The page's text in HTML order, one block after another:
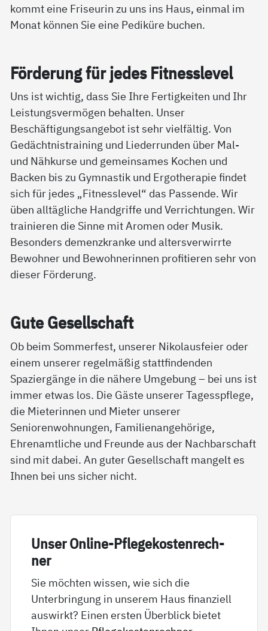
kommt eine Friseurin zu uns ins Haus, einmal im
Monat können Sie eine Pediküre buchen.
För­de­rung für je­des Fit­ness­le­vel
Uns ist wichtig, dass Sie Ihre Fertigkeiten und Ihr
Leistungsvermögen behalten. Unser
Beschäftigungsangebot ist sehr vielfältig. Von
Gedächtnistraining und Liederrunden über Mal-
und Nähkurse und gemeinsames Kochen und
Backen bis zu Gymnastik und Ergotherapie findet
sich für jedes „Fitnesslevel“ das Passende. Wir
üben alltägliche Handgriffe und Verrichtungen. Wir
trainieren die Sinne mit Aromen oder Musik.
Besonders demenzkranke und altersverwirrte
Bewohner und Bewohnerinnen profitieren sehr von
dieser Förderung.
Gu­te Ge­sell­schaft
Ob beim Sommerfest, unserer Nikolausfeier oder
einem unserer regelmäßig stattfindenden
Spaziergänge in die nähere Umgebung – bei uns ist
immer etwas los. Die Gäste unserer Tagesspflege,
die Mieterinnen und Mieter unserer
Seniorenwohnungen, Familienangehörige,
Ehrenamtliche und Freunde aus der Nachbarschaft
sind mit dabei. An guter Gesellschaft mangelt es
Ihnen bei uns sicher nicht.
Un­ser On­li­ne-Pf­le­ge­kos­ten­rech­
ner
Sie möchten wissen, wie sich die
Unterbringung in unserem Haus finanziell
auswirkt? Einen ersten Überblick bietet